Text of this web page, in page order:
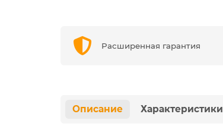
Расширенная гарантия
Описание Характеристики